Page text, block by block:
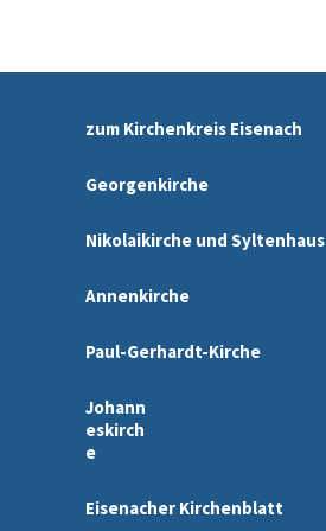
zum Kirchenkreis Eisenach
Georgenkirche
Nikolaikirche und Syltenhaus
Annenkirche
Paul-Gerhardt-Kirche
Johann
eskirch
e
Eisenacher Kirchenblatt